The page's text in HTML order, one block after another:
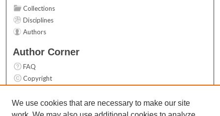
Collections
Disciplines
Authors
Author Corner
FAQ
Copyright
Contact Us
We use cookies that are necessary to make our site